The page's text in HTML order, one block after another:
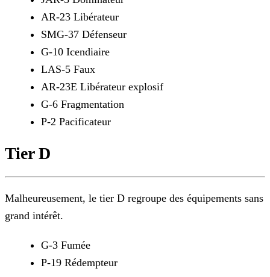
AR-23 Libérateur
SMG-37 Défenseur
G-10 Icendiaire
LAS-5 Faux
AR-23E Libérateur explosif
G-6 Fragmentation
P-2 Pacificateur
Tier D
Malheureusement, le tier D regroupe des équipements sans
grand intérêt.
G-3 Fumée
P-19 Rédempteur